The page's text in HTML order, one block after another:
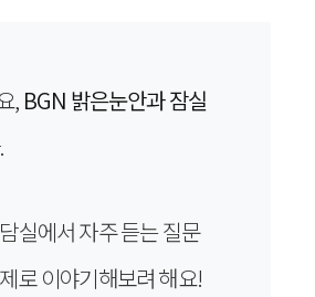
, BGN 밝은눈안과 잠실
실에서 자주 듣는 질문
로 이야기해보려 해요!